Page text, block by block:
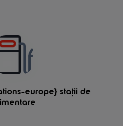
europe} stații de